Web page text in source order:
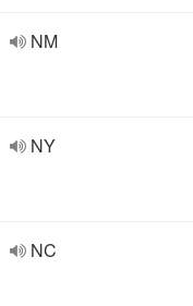
NM
NY
NC